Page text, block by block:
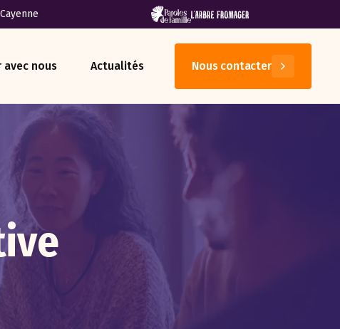
avec nous Actualités Nous contacter